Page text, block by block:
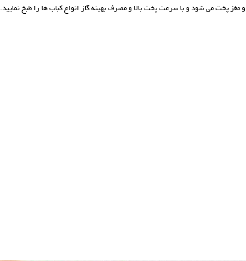
پخت می شود و با سرعت پخت بالا و مصرف بهینه گاز انواع کباب ها را طبخ نمایید.